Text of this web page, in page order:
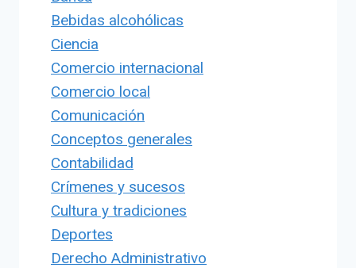
Bebidas alcohólicas
Ciencia
Comercio internacional
Comercio local
Comunicación
Conceptos generales
Contabilidad
Crímenes y sucesos
Cultura y tradiciones
Deportes
Derecho Administrativo